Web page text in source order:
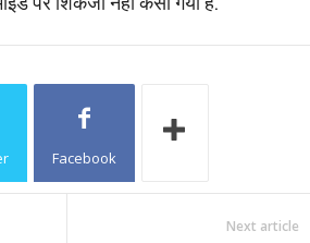
Facebook
Next article